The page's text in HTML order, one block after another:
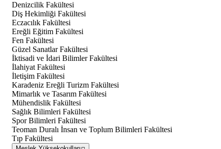
Denizcilik Fakültesi
Diş Hekimliği Fakültesi
Eczacılık Fakültesi
Ereğli Eğitim Fakültesi
Fen Fakültesi
Güzel Sanatlar Fakültesi
İktisadi ve İdari Bilimler Fakültesi
İlahiyat Fakültesi
İletişim Fakültesi
Karadeniz Ereğli Turizm Fakültesi
Mimarlık ve Tasarım Fakültesi
Mühendislik Fakültesi
Sağlık Bilimleri Fakültesi
Spor Bilimleri Fakültesi
Teoman Duralı İnsan ve Toplum Bilimleri Fakültesi
Tıp Fakültesi